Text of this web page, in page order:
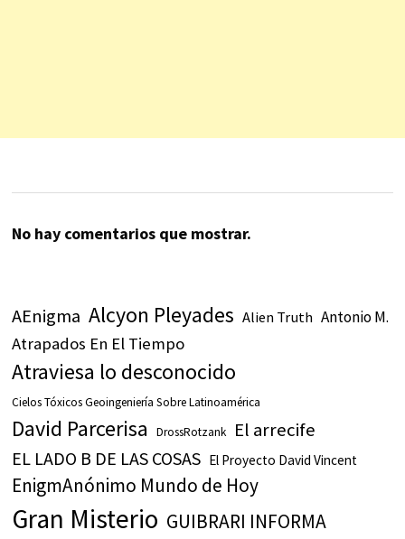
No hay comentarios que mostrar.
AEnigma Alcyon Pleyades Alien Truth Antonio M.
Atrapados En El Tiempo
Atraviesa lo desconocido
Cielos Tóxicos Geoingeniería Sobre Latinoamérica
David Parcerisa DrossRotzank El arrecife
EL LADO B DE LAS COSAS El Proyecto David Vincent
EnigmAnónimo Mundo de Hoy
Gran Misterio GUIBRARI INFORMA